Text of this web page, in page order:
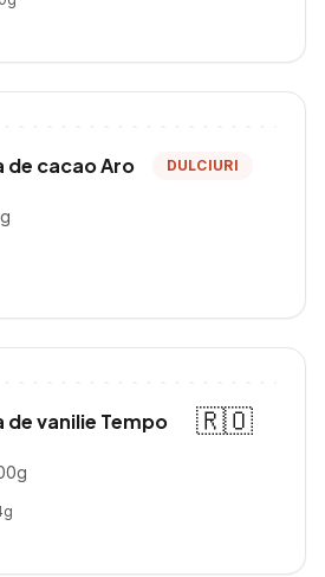
de cacao Aro DULCIURI
vanilie Tempo
🇷🇴
g